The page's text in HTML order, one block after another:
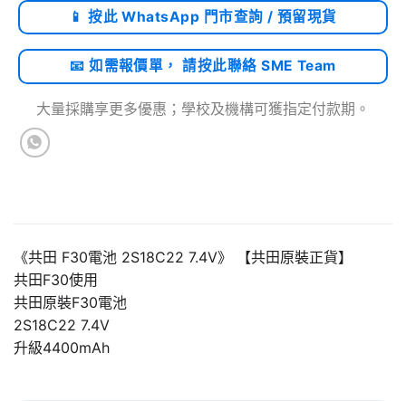
📱 按此 WhatsApp 門市查詢 / 預留現貨
📧 如需報價單， 請按此聯絡 SME Team
大量採購享更多優惠；學校及機構可獲指定付款期。
《共田 F30電池 2S18C22 7.4V》 【共田原裝正貨】
共田F30使用
共田原裝F30電池
2S18C22 7.4V
升級4400mAh